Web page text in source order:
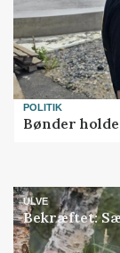
POLITIK
Bønder
ULVE
Bekræftet: